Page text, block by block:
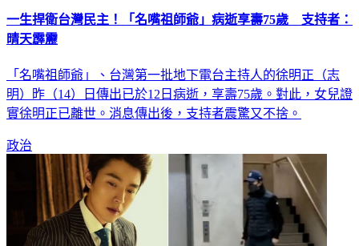
一生捍衛台灣民主！「名嘴祖師爺」病逝享壽75歲 支持者：
晴天霹靂
「名嘴祖師爺」、台灣第一批地下電台主持人的徐明正（志
明）昨（14）日傳出已於12日病逝，享壽75歲。對此，女兒證
實徐明正已離世。消息傳出後，支持者震驚又不捨。
政治